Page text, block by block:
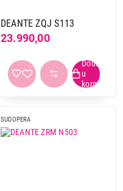
DEANTE ZQJ S113
23.990,00
SUDOPERA